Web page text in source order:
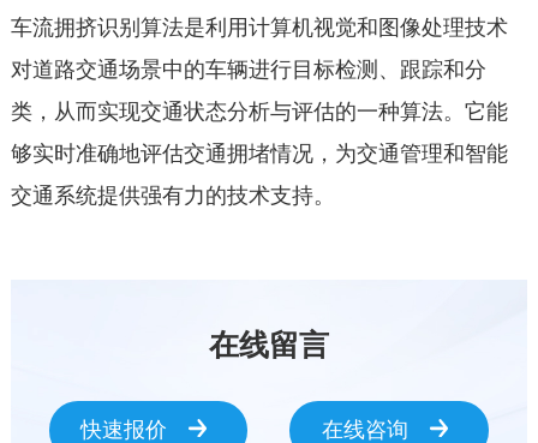
车流拥挤识别算法是利用计算机视觉和图像处理技术
对道路交通场景中的车辆进行目标检测、跟踪和分
类，从而实现交通状态分析与评估的一种算法。它能
够实时准确地评估交通拥堵情况，为交通管理和智能
交通系统提供强有力的技术支持。
在线留言
快速报价 在线咨询